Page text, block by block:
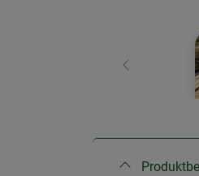
Zurück